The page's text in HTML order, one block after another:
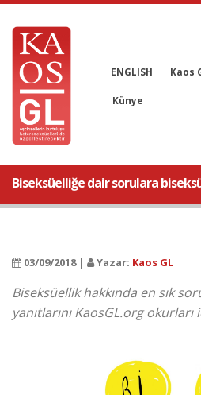
ENGLISH Kaos
Künye
Biseksüelliğe dair sorulara
03/09/2018 | Yazar: Kaos GL
Biseksüellik hakkında en sık
yanıtlarını KaosGL.org